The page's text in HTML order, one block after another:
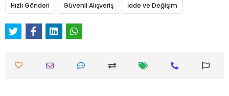
Hızlı Gönderi Güvenli Alışveriş İade ve Değişim